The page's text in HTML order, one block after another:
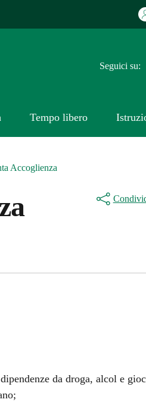
Seguici su:
Tempo libero
Accoglienza
da droga, alcol e